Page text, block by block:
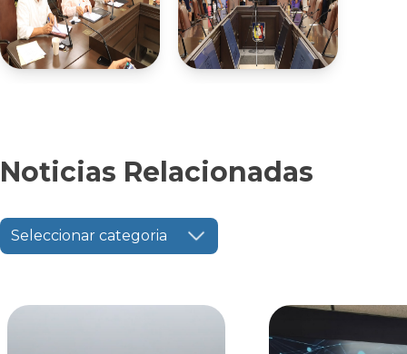
Noticias Relacionadas
Seleccionar categoria